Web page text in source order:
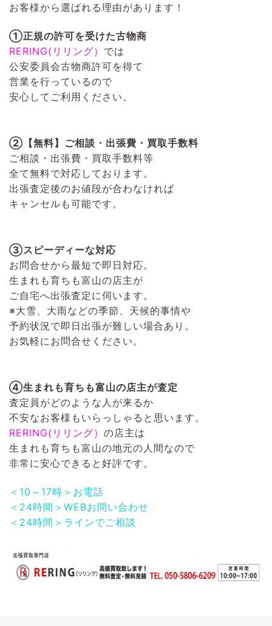
お客様から選ばれる理由があります！
①正規の許可を受けた古物商
RERING(リリング） では
公安委員会古物商許可を得て
営業を行っているので
安心してご利用ください。
②【無料】ご相談・出張費・買取手数料
ご相談・出張費・買取手数料等
全て無料で対応しております。
出張査定後のお値段が合わなければ
キャンセルも可能です。
③スピーディーな対応
お問合せから最短で即日対応。
生まれも育ちも富山の店主が
ご自宅へ出張査定に伺います。
※大雪、大雨などの季節、天候的事情や
予約状況で即日出張が難しい場合あり。
お気軽にお問合せください。
④生まれも育ちも富山の店主が査定
査定員がどのような人が来るか
不安なお客様もいらっしゃると思います。
RERING(リリング） の店主は
生まれも育ちも富山の地元の人間なので
非常に安心できると好評です。
＜10～17時＞お電話
＜24時間＞WEBお問い合わせ
＜24時間＞ラインでご相談